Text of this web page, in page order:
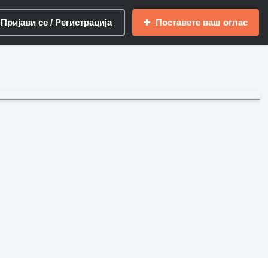
Пријави се / Регистрација Поставете ваш оглас